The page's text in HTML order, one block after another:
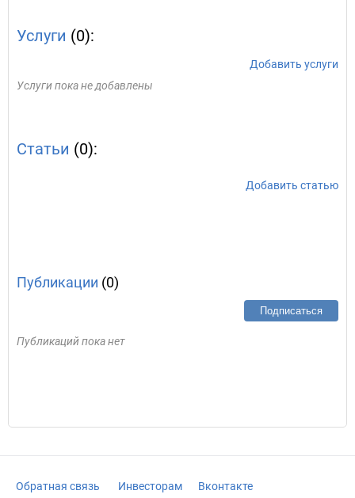
Услуги (0):
Добавить услуги
Услуги пока не добавлены
Статьи (0):
Добавить статью
Публикации (0)
Подписаться
Публикаций пока нет
Обратная связь Инвесторам Вконтакте